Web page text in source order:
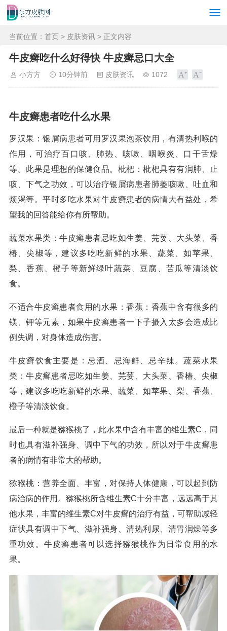
当前位置： 首页 > 皮肤资讯 > 正文内容
牛皮癣吃什么好得快 牛皮癣忌口大全
小方方 10分钟前 皮肤资讯 1072
牛皮癣患者吃什么水果
罗汉果：银屑病患者可用罗汉果泡茶饮用，有清热利喉的
作用，可治疗百口咳、肺热、咳嗽、咽喉炎、口干舌燥
等。此果是理想的保健食品。枇杷：枇杷具有有润肺、止
咳、下气之功效，可以治疗银屑病患者肺萎咳嗽、吐血和
烦渴等。平时多吃水果对牛皮癣患者的病情大有益处，希
望我的回答能给你有所帮助。
蔬菜水果类：牛皮癣患者忌吃如生姜、芫荽、大头菜、香
椿、尖椒等，建议多吃吃新鲜的水果、蔬菜、如苹果、
梨、香蕉、橙子等新鲜绿叶蔬菜、豆腐、苦瓜等清淡饮
食。
不适合牛皮癣患者食用的水果：香蕉：香蕉中含有很多的
镁、钾等元素，如果牛皮癣患者一下子摄入太多会造成比
例失调，对身体造成伤害。
牛皮癣饮食主要是：忌酒、忌海鲜、忌辛辣。蔬菜水果
类：牛皮癣患者忌吃如生姜、芫荽、大头菜、香椿、尖椒
等，建议多吃吃新鲜的水果、蔬菜、如苹果、梨、香蕉、
橙子等清淡饮食。
最后一种就是猕猴桃了，此水果中含有丰富的维生素C，同
时也具有滋补强身、调中下气的功效，所以对于牛皮癣患
者的病情有非常大的帮助。
猕猴桃：营养全面、丰富，对保持人体健康，可以起到防
病治病的作用。猕猴桃所含维生素C十分丰富，远远高于其
他水果，丰富的维生素C对牛皮癣的治疗有益，可帮助减轻
症状具有调中下气、滋补强身、清热利尿、清胃润燥等多
重功效。牛皮癣患者可以选择猕猴桃作为日常食用的水
果。